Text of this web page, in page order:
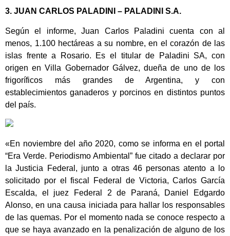
3. JUAN CARLOS PALADINI – PALADINI S.A.
Según el informe, Juan Carlos Paladini cuenta con al
menos, 1.100 hectáreas a su nombre, en el corazón de las
islas frente a Rosario. Es el titular de Paladini SA, con
origen en Villa Gobernador Gálvez, dueña de uno de los
frigoríficos más grandes de Argentina, y con
establecimientos ganaderos y porcinos en distintos puntos
del país.
«En noviembre del año 2020, como se informa en el portal
“Era Verde. Periodismo Ambiental” fue citado a declarar por
la Justicia Federal, junto a otras 46 personas atento a lo
solicitado por el fiscal Federal de Victoria, Carlos García
Escalda, el juez Federal 2 de Paraná, Daniel Edgardo
Alonso, en una causa iniciada para hallar los responsables
de las quemas. Por el momento nada se conoce respecto a
que se haya avanzado en la penalización de alguno de los